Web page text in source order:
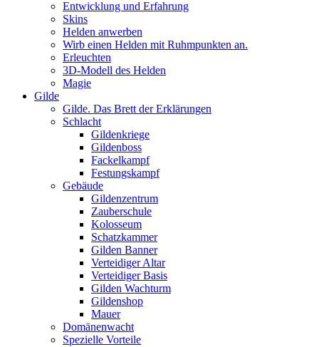
Entwicklung und Erfahrung
Skins
Helden anwerben
Wirb einen Helden mit Ruhmpunkten an.
Erleuchten
3D-Modell des Helden
Magie
Gilde
Gilde. Das Brett der Erklärungen
Schlacht
Gildenkriege
Gildenboss
Fackelkampf
Festungskampf
Gebäude
Gildenzentrum
Zauberschule
Kolosseum
Schatzkammer
Gilden Banner
Verteidiger Altar
Verteidiger Basis
Gilden Wachturm
Gildenshop
Mauer
Domänenwacht
Spezielle Vorteile